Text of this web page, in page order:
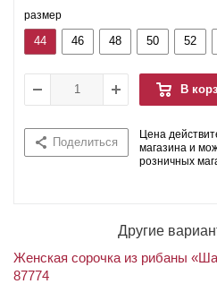
размер
44 46 48 50 52
В
Поделиться
Цена
магазина и
розничных
Другие
Женская сорочка из рибаны
87774